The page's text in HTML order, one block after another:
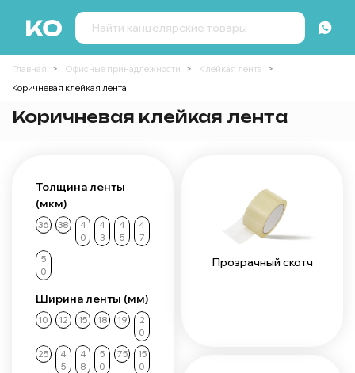
Главная Офисные принадлежности
Клейкая лента
Коричневая клейкая лента
Коричневая клейкая лента
Толщина ленты
(мкм)
36 38
4
0
4
3
4
5
4
7
5
0
Ширина ленты (мм)
10 12 15 18 19
2
0
25
4
5
4
8
5
0
75
15
0
Прозрачный скотч